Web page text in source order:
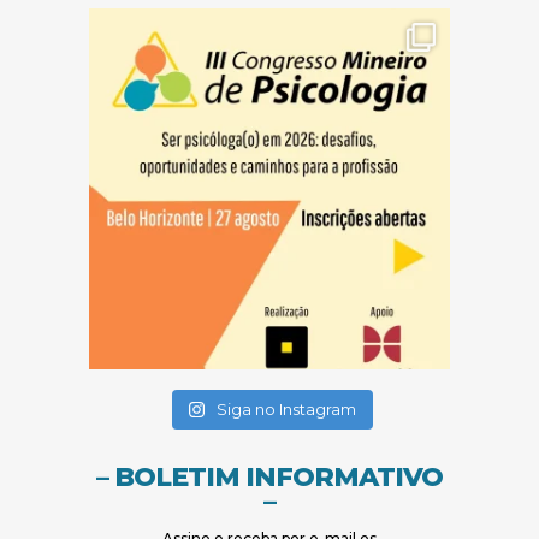
Siga no Instagram
– BOLETIM INFORMATIVO
–